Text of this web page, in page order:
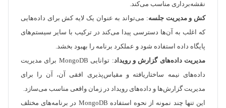
نقشه‌برداری مناسب می‌کند.
کش و مدیریت جلسه: می‌تواند به عنوان یک لایه کش برای داده‌هایی
که اغلب به آن‌ها دسترسی پیدا می‌کند در ترکیب با سایر سیستم‌های
پایگاه داده استفاده شود و عملکرد برنامه را بهبود بخشد.
مدیریت داده‌های گزارش و رویداد
: توانایی MongoDB برای مدیریت
داده‌های نیمه ساختاریافته و مقیاس‌پذیری افقی آن، آن را برای
مدیریت گزارش‌ها و داده‌های رویداد در زمان واقعی مناسب می‌سازد.
این تنها چند نمونه از نحوه استفاده MongoDB در برنامه‌های مختلف